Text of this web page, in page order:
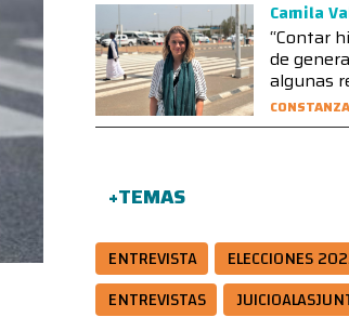
Camila
“Contar
de
algunas
+TEMAS
ENTREVISTA
ELECCIONES
ENTREVISTAS